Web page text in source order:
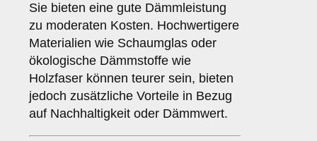
Sie bieten eine gute Dämmleistung
zu moderaten Kosten. Hochwertigere
Materialien wie Schaumglas oder
ökologische Dämmstoffe wie
Holzfaser können teurer sein, bieten
jedoch zusätzliche Vorteile in Bezug
auf Nachhaltigkeit oder Dämmwert.